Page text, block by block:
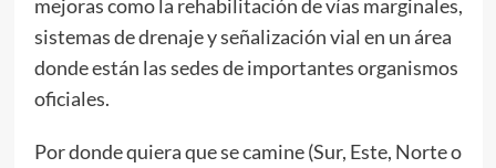
mejoras como la rehabilitación de vías marginales,
sistemas de drenaje y señalización vial en un área
donde están las sedes de importantes organismos
oficiales.
Por donde quiera que se camine (Sur, Este, Norte o